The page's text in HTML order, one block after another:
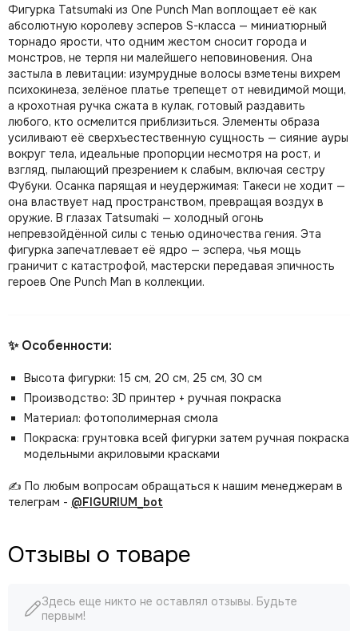
Фигурка Tatsumaki из One Punch Man воплощает её как
абсолютную королеву эсперов S-класса — миниатюрный
торнадо ярости, что одним жестом сносит города и
монстров, не терпя ни малейшего неповиновения. Она
застыла в левитации: изумрудные волосы взметены вихрем
психокинеза, зелёное платье трепещет от невидимой мощи,
а крохотная ручка сжата в кулак, готовый раздавить
любого, кто осмелится приблизиться. Элементы образа
усиливают её сверхъестественную сущность — сияние ауры
вокруг тела, идеальные пропорции несмотря на рост, и
взгляд, пылающий презрением к слабым, включая сестру
Фубуки. Осанка парящая и неудержимая: Такеси не ходит —
она властвует над пространством, превращая воздух в
оружие. В глазах Tatsumaki — холодный огонь
непревзойдённой силы с тенью одиночества гения. Эта
фигурка запечатлевает её ядро — эспера, чья мощь
граничит с катастрофой, мастерски передавая эпичность
героев One Punch Man в коллекции.
✨ Особенности:
Высота фигурки: 15 см, 20 см, 25 см, 30 см
Производство: 3D принтер + ручная покраска
Материал: фотополимерная смола
Покраска: грунтовка всей фигурки затем ручная покраска
модельными акриловыми красками
✍️ По любым вопросам обращаться к нашим менеджерам в
телеграм - @FIGURIUM_bot
Отзывы о товаре
Здесь еще никто не оставлял отзывы. Будьте
первым!